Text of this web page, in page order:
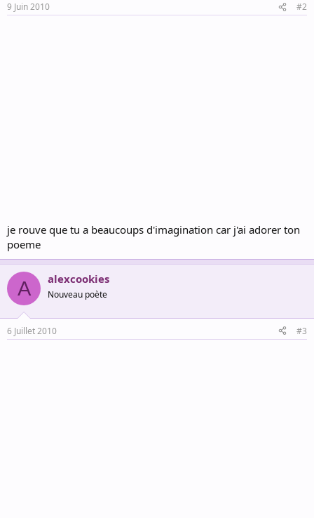
9 Juin 2010 #2
je rouve que tu a beaucoups d'imagination car j'ai adorer ton
poeme
A alexcookies
Nouveau poète
6 Juillet 2010 #3